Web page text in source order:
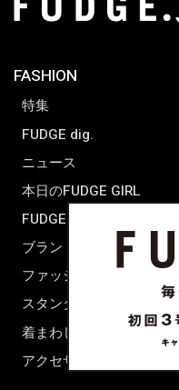
FASHION
特集
FUDGE dig.
ニュース
本日のFUDGE GIRL
FUDGE FRIEND
ブランドピックアップ
ファッション用語辞典
スタンダード
着まわし7days
アクセサリー